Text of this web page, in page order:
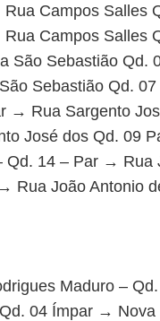
Campos Salles
Campos Salles
São Sebastião Qd.
Sebastião Qd.
→ Rua Sargento
José dos Qd. 09
14 – Par → Rua
Rua João Antonio
Maduro –
04 Ímpar → Nova